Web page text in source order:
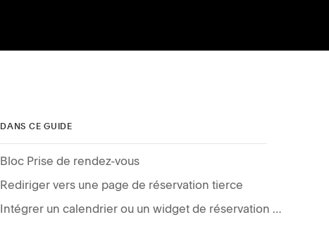
DANS CE GUIDE
Bloc Prise de rendez-vous
Rediriger vers une page de réservation tierce
Intégrer un calendrier ou un widget de réservation tiers